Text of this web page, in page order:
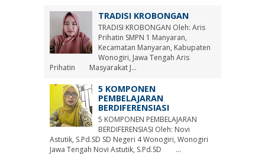
TRADISI KROBONGAN
TRADISI KROBONGAN Oleh: Aris
Prihatin SMPN 1 Manyaran,
Kecamatan Manyaran, Kabupaten
Wonogiri, Jawa Tengah Aris
Prihatin Masyarakat J...
5 KOMPONEN
PEMBELAJARAN
BERDIFERENSIASI
5 KOMPONEN PEMBELAJARAN
BERDIFERENSIASI Oleh: Novi
Astutik, S.Pd.SD SD Negeri 4 Wonogiri, Wonogiri
Jawa Tengah Novi Astutik, S.Pd.SD ...